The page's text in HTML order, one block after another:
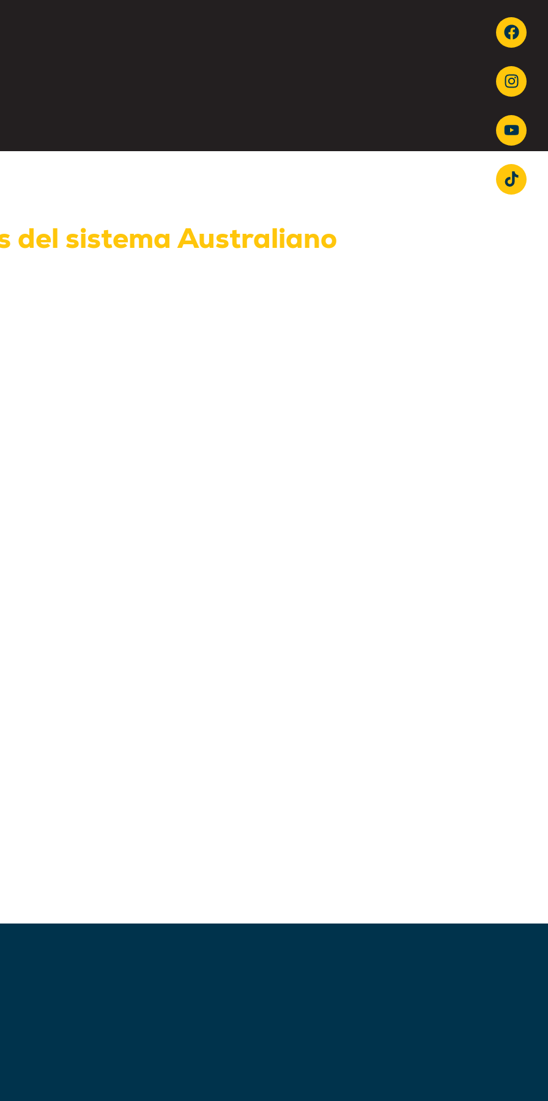
del sistema Australiano